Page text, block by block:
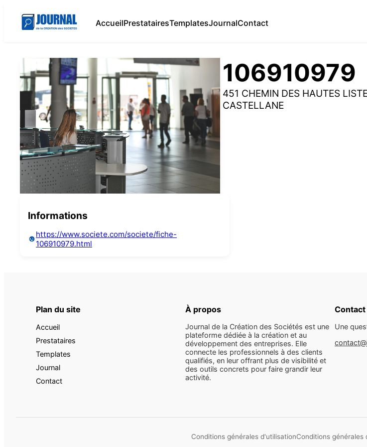
AccueilPrestatairesTemplatesJournalContact
106910979
451 CHEMIN DES HAUTES
CASTELLANE
Informations
https://www.societe.com/societe/fiche-
106910979.html
Plan du site
Accueil
Prestataires
Templates
Journal
Contact
À propos
Journal de la Création des Sociétés est une
plateforme dédiée à la création et au
développement des entreprises. Elle
connecte les professionnels à des clients
qualifiés, en leur offrant plus de visibilité et
des outils concrets pour faire grandir leur
activité.
Contact
Une
Conditions générales d'utilisationConditions générales